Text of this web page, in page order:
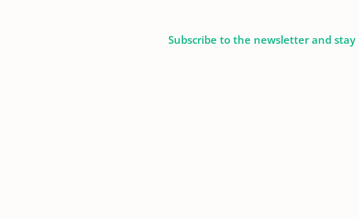
Subscribe to the newsletter and